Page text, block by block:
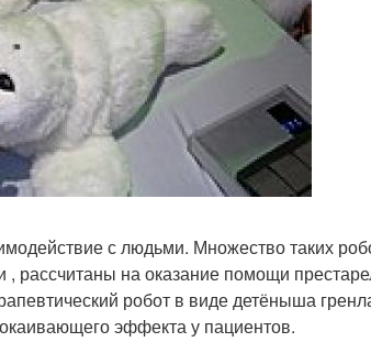
с людьми. Множество таких
рассчитаны на оказание помощи
робот в виде детёныша
эффекта у пациентов.